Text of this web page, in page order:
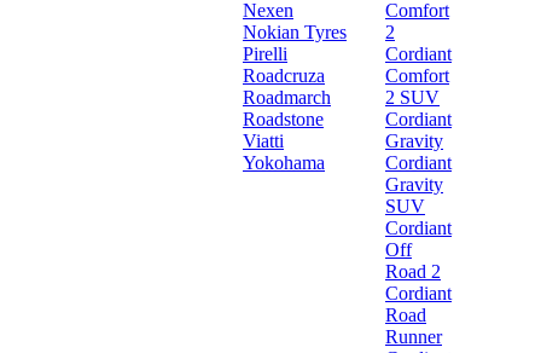
Nexen
Nokian Tyres
Pirelli
Roadcruza
Roadmarch
Roadstone
Viatti
Yokohama
Comfort
2
Cordiant
Comfort
2 SUV
Cordiant
Gravity
Cordiant
Gravity
SUV
Cordiant
Off
Road 2
Cordiant
Road
Runner